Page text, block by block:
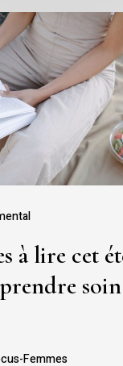
à lire cet
Femmes